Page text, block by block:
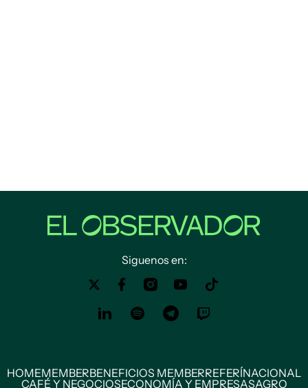
Siguenos en:
HOMEMEMBERBENEFICIOS MEMBERREFERÍNACIONAL
CAFÉ Y NEGOCIOSECONOMÍA Y EMPRESASAGRO